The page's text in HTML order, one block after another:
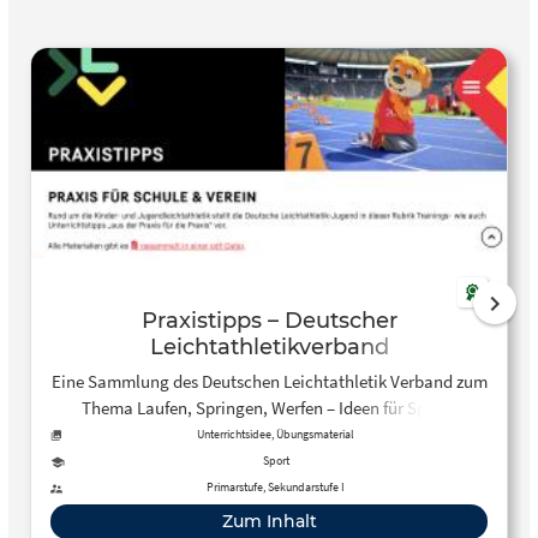
Praxistipps – Deutscher
Leichtathletikverband
Eine Sammlung des Deutschen Leichtathletik Verband zum
Thema Laufen, Springen, Werfen – Ideen für Sprint,
Sprung, Lauf und Wurf
Unterrichtsidee, Übungsmaterial
Sport
Primarstufe, Sekundarstufe I
Zum Inhalt